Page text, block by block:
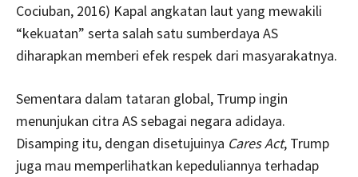
Cociuban, 2016) Kapal angkatan laut yang mewakili
“kekuatan” serta salah satu sumberdaya AS
diharapkan memberi efek respek dari masyarakatnya.
Sementara dalam tataran global, Trump ingin
menunjukan citra AS sebagai negara adidaya.
Disamping itu, dengan disetujuinya Cares Act, Trump
juga mau memperlihatkan kepeduliannya terhadap